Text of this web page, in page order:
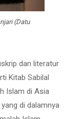
(Datu
dan literatur
Kitab Sabilal
Islam di Asia
di dalamnya